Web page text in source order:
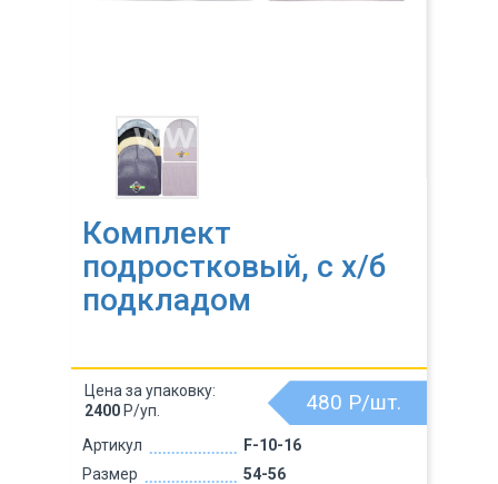
Комплект
подростковый, с х/б
подкладом
Артикул
F-10-16
Размер
54-56
480 Р/шт.
Цена за упаковку:
2400 Р/уп.